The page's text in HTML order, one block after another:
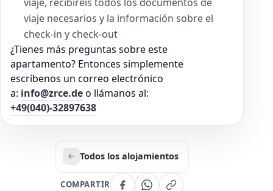
viaje necesarios y la información sobre el
check-in y check-out
¿Tienes más preguntas sobre este
apartamento? Entonces simplemente
escríbenos un correo electrónico
a: info@zrce.deo llámanos al:
+49(040)-32897638
Todos los alojamientos
COMPARTIR